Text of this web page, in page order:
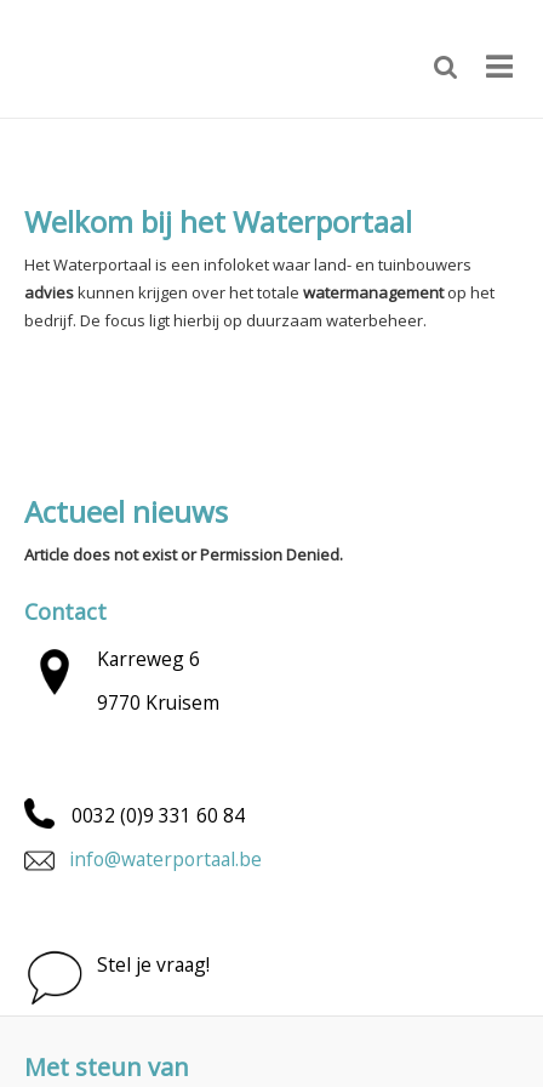
Welkom bij het Waterportaal
Het Waterportaal is een infoloket waar land- en tuinbouwers
advieskunnen krijgen over het totale watermanagementop het
bedrijf. De focus ligt hierbij op duurzaam waterbeheer.
Actueel nieuws
Article does not exist or Permission Denied.
Contact
Karreweg 6
9770 Kruisem
0032 (0)9 331 60 84
info@waterportaal.be
Stel je vraag!
Met steun van